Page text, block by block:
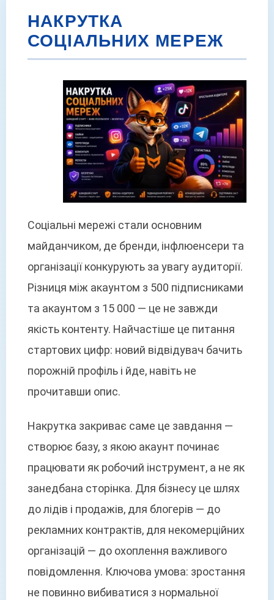
НАКРУТКА
СОЦІАЛЬНИХ МЕРЕЖ
Соціальні мережі стали основним
майданчиком, де бренди, інфлюенсери та
організації конкурують за увагу аудиторії.
Різниця між акаунтом з 500 підписниками
та акаунтом з 15 000 — це не завжди
якість контенту. Найчастіше це питання
стартових цифр: новий відвідувач бачить
порожній профіль і йде, навіть не
прочитавши опис.
Накрутка закриває саме це завдання —
створює базу, з якою акаунт починає
працювати як робочий інструмент, а не як
занедбана сторінка. Для бізнесу це шлях
до лідів і продажів, для блогерів — до
рекламних контрактів, для некомерційних
організацій — до охоплення важливого
повідомлення. Ключова умова: зростання
не повинно вибиватися з нормальної